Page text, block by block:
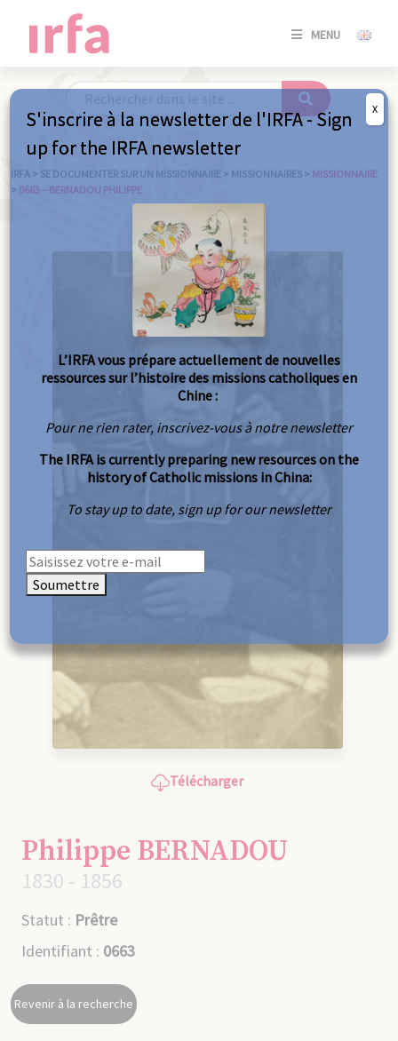
MENU
SE
/
IRFA > SE DOCUMENTER SUR UN MISSIONNAIRE > MISSIONNAIRES > MISSIONNAIRE
> 0663 – BERNADOU PHILIPPE
Télécharger
Philippe BERNADOU
1830 - 1856
Statut : Prêtre
Identifiant : 0663
Revenir à la recherche
S'inscrire à la newsletter de l'IRFA - Sign
up for the IRFA newsletter
L’IRFA vous prépare actuellement de nouvelles
ressources sur l’histoire des missions catholiques en
Chine :
Pour ne rien rater, inscrivez-vous à notre newsletter
The IRFA is currently preparing new resources on the
history of Catholic missions in China:
To stay up to date, sign up for our newsletter
Soumettre
X